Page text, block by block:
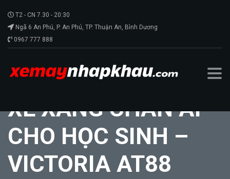
T2 - CN 7.30 - 20:30
Ngã 6 An Phú, P. An Phú, TP. Thuận An, Bình Dương
0967 777 888
XE XĂNG CHÂN ÁI
CHO HỌC SINH –
VICTORIA AT88